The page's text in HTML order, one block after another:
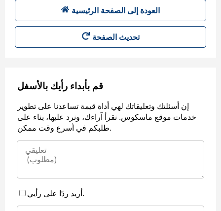
العودة إلى الصفحة الرئيسية
تحديث الصفحة
قم بأبداء رأيك بالأسفل
إن أسئلتك وتعليقاتك لهي أداة قيمة تساعدنا على تطوير
خدمات موقع ماسكوس. نقرأ آراءك، ونرد عليها، بناء على
طلبكم في أسرع وقت ممكن.
أريد ردًا على رأيي.